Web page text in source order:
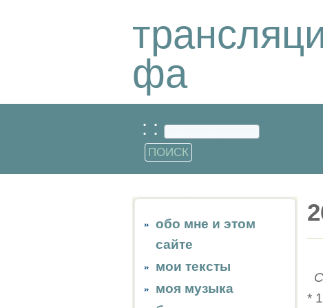
фа
: :
обо мне и этом
сайте
мои тексты
моя музыка
*